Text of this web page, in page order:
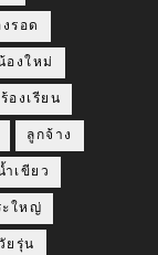
รอด
องใหม่
ร้องเรียน
ลูกจ้าง
ำเขียว
ใหญ่
ยรุ่น